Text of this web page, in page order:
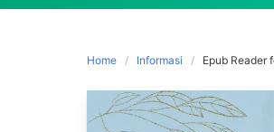
Home Informasi Epub Reader